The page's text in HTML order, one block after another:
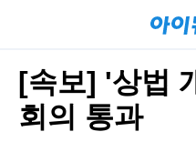
[속보] '상법
회의 통과